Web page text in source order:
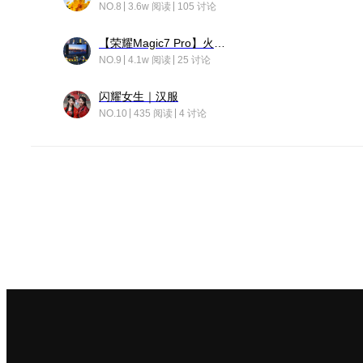
NO.8 3.6w 阅读 105 讨论
NO.9 4.1w 阅读 25 讨论
闪耀女生｜汉服
NO.10 435 阅读 4 讨论